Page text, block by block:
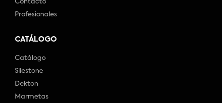
Contacto
Profesionales
CATÁLOGO
Catálogo
Silestone
Dekton
Marmetas